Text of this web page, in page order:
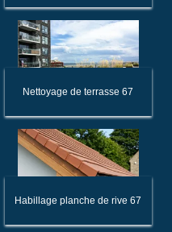
Nettoyage de terrasse 67
Habillage planche de rive 67